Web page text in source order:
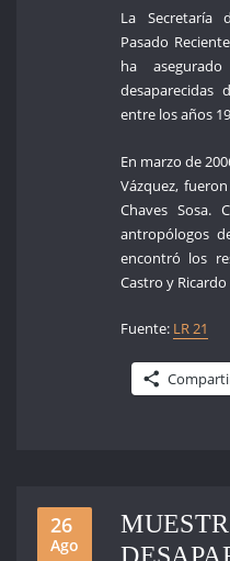
La Secretaría
Pasado
ha
desaparecidas
entre los años
En marzo de
Vázquez,
Chaves Sosa.
antropólogos
encontró los
Castro y
Fuente: LR 21
26
Ago